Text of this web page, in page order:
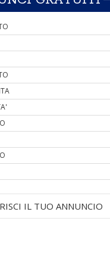
IL TUO ANNUNCIO